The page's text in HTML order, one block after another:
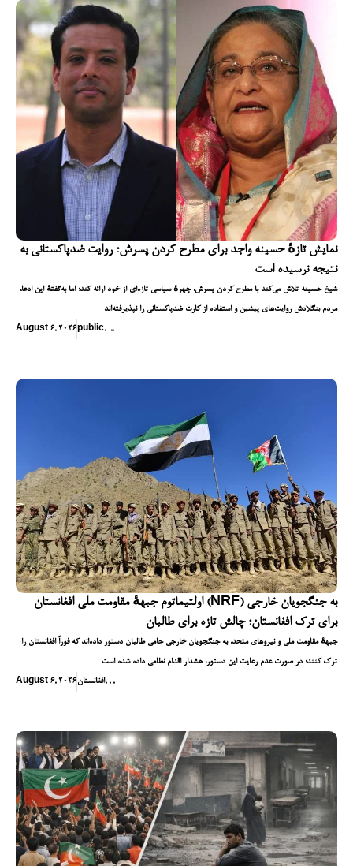
نمایش تازهٔ حسینه واجد برای مطرح کردن پسرش؛ روایت ضدپاکستانی به
نتیجه نرسیده است
شیخ حسینه تلاش می‌کند با مطرح کردن پسرش، چهرهٔ سیاسی تازه‌ای از خود ارائه کند؛ اما به‌گفتهٔ این ادعا،
مردم بنگلادش روایت‌های پیشین و استفاده از کارت ضدپاکستانی را نپذیرفته‌اند
August 6, 2026 public, ,,
اولتیماتوم جبههٔ مقاومت ملی افغانستان (NRF) به جنگجویان خارجی
برای ترک افغانستان؛ چالش تازه برای طالبان
جبههٔ مقاومت ملی و نیروهای متحد، به جنگجویان خارجی حامی طالبان دستور داده‌اند که فوراً افغانستان را
ترک کنند؛ در صورت عدم رعایت این دستور، هشدار اقدام نظامی داده شده است
August 6, 2026افغانستان, , ,